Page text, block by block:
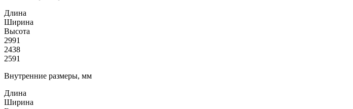
Длина
Ширина
Высота
2991
2438
2591
Внутренние размеры, мм
Длина
Ширина